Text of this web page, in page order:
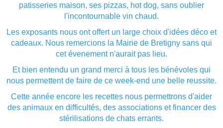
patisseries maison, ses pizzas, hot dog, sans oublier
l'incontournable vin chaud.
Les exposants nous ont offert un large choix d'idées déco et
cadeaux. Nous remercions la Mairie de Bretigny sans qui
cet évenement n'aurait pas lieu.
Et bien entendu un grand merci à tous les bénévoles qui
nous permettent de faire de ce week-end une belle reussite.
Cette année encore les recettes nous permettrons d'aider
des animaux en difficultés, des associations et financer des
stérilisations de chats errants.